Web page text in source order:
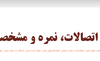
موتور برق
اتصالات، نمره و
انواع زنجیر،انواع گرید زنجیر صنعتی،انواع آلیاژهای زنجیر،انواع نمره زنجیر،حداکثر بار مجاز زنجیر،